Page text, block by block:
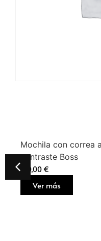
Mochila con correa
contraste Boss
160,00 €
Ver más